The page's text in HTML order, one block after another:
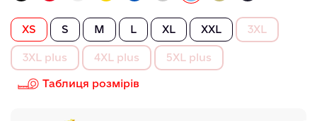
XS S M L XL XXL 3XL
3XL plus 4XL plus 5XL plus
Таблиця розмірів